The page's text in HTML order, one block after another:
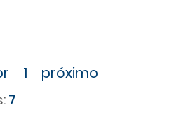
1 próximo
7